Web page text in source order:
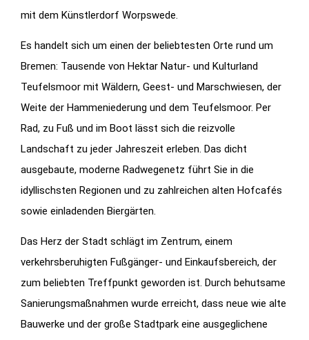
mit dem Künstlerdorf Worpswede.
Es handelt sich um einen der beliebtesten Orte rund um
Bremen: Tausende von Hektar Natur- und Kulturland
Teufelsmoor mit Wäldern, Geest- und Marschwiesen, der
Weite der Hammeniederung und dem Teufelsmoor. Per
Rad, zu Fuß und im Boot lässt sich die reizvolle
Landschaft zu jeder Jahreszeit erleben. Das dicht
ausgebaute, moderne Radwegenetz führt Sie in die
idyllischsten Regionen und zu zahlreichen alten Hofcafés
sowie einladenden Biergärten.
Das Herz der Stadt schlägt im Zentrum, einem
verkehrsberuhigten Fußgänger- und Einkaufsbereich, der
zum beliebten Treffpunkt geworden ist. Durch behutsame
Sanierungsmaßnahmen wurde erreicht, dass neue wie alte
Bauwerke und der große Stadtpark eine ausgeglichene